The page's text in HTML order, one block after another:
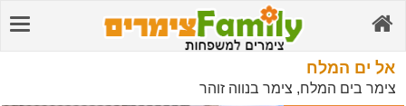
אל ים המלח
צימר בים המלח, צימר בנווה זוהר